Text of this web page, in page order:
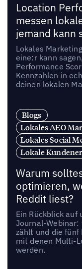
Location
messen
jemand kann
Lokales
eine:r kann
Performance
Kennzahlen in
deinen lokalen
Blogs
Lokales AEO
Lokales Social
Lokale
Warum
optimieren,
Reddit liest?
Ein Rückblick auf
Journal-Webinar:
zählt und die
mit denen Multi-
werden.